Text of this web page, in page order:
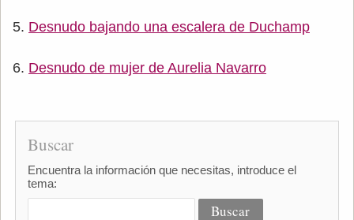
Desnudo bajando una escalera de Duchamp
Desnudo de mujer de Aurelia Navarro
Buscar
Encuentra la información que necesitas, introduce el
tema: